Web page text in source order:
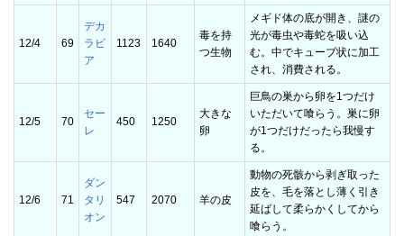
12/4 69
デカ
ラビ
ア
1123 1640
毒を持
つ生物
メギド体の底が開き、謎の
光が毒虫や毒蛇を吸い込
む。中でキューブ状に加工
され、消費される。
12/5 70
セー
レ
450 1250
大きな
卵
巨鳥の巣から卵を1つだけ
いただいて喰らう。巣に卵
が1つだけだったら我慢す
る。
12/6 71
ダン
タリ
オン
547 2070 羊の皮
動物の死骸から剥ぎ取った
皮を、毛を落とし薄く引き
延ばして柔らかくしてから
喰らう。